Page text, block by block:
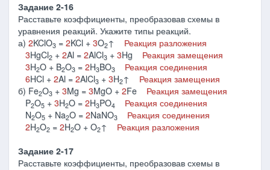
Задание 2-16
Расставьте коэффициенты, преобразовав схемы в
уравнения реакций. Укажите типы реакций.
а) 2KClO3 = 2KCl + 3O2↑ Реакция разложения
3HgCl2 + 2Al = 2AlCl3 + 3Hg
Реакция замещения
3H2O + B2O3 = 2H3BO3
Реакция соединения
6HCl + 2Al = 2AlCl3 + 3H2↑ Реакция замещения
б) Fe2O3 + 3Mg = 3MgO + 2Fe Реакция замещения
P2O5 + 3H2O = 2H3PO4
Реакция соединения
N2O5 + Na2O = 2NaNO3
Реакция соединения
2H2O2 = 2H2O + O2↑ Реакция разложения
Задание 2-17
Расставьте коэффициенты, преобразовав схемы в